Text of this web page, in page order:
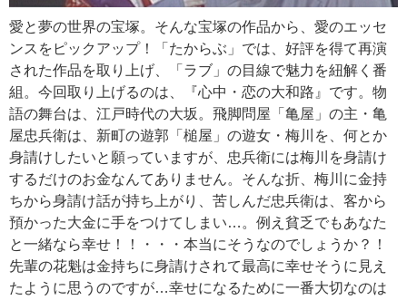
愛と夢の世界の宝塚。そんな宝塚の作品から、愛のエッセ
ンスをピックアップ！「たからぶ」では、好評を得て再演
された作品を取り上げ、「ラブ」の目線で魅力を紐解く番
組。今回取り上げるのは、『心中・恋の大和路』です。物
語の舞台は、江戸時代の大坂。飛脚問屋「亀屋」の主・亀
屋忠兵衛は、新町の遊郭「槌屋」の遊女・梅川を、何とか
身請けしたいと願っていますが、忠兵衛には梅川を身請け
するだけのお金なんてありません。そんな折、梅川に金持
ちから身請け話が持ち上がり、苦しんだ忠兵衛は、客から
預かった大金に手をつけてしまい…。例え貧乏でもあなた
と一緒なら幸せ！！・・・本当にそうなのでしょうか？！
先輩の花魁は金持ちに身請けされて最高に幸せそうに見え
たように思うのですが…幸せになるために一番大切なのは